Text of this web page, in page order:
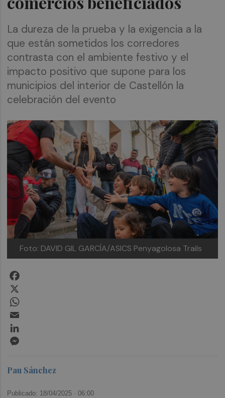
La dureza de la prueba y la exigencia a la
que están sometidos los corredores
contrasta con el ambiente festivo y el
impacto positivo que supone para los
municipios del interior de Castellón la
celebración del evento
Foto: DAVID GIL GARCÍA/ASICS Penyagolosa Trails
Pau Sánchez
Publicado: 18/04/2025 ·06:00